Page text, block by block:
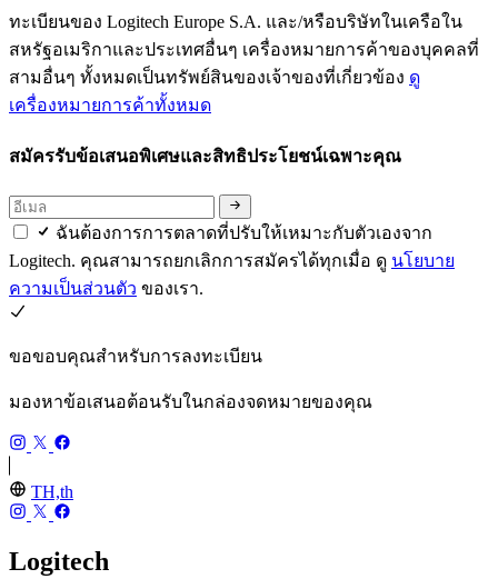
ทะเบียนของ Logitech Europe S.A. และ/หรือบริษัทในเครือใน
สหรัฐอเมริกาและประเทศอื่นๆ เครื่องหมายการค้าของบุคคลที่
สามอื่นๆ ทั้งหมดเป็นทรัพย์สินของเจ้าของที่เกี่ยวข้อง ดู
เครื่องหมายการค้าทั้งหมด
สมัครรับข้อเสนอพิเศษและสิทธิประโยชน์เฉพาะคุณ
ฉันต้องการการตลาดที่ปรับให้เหมาะกับตัวเองจาก
Logitech. คุณสามารถยกเลิกการสมัครได้ทุกเมื่อ ดู นโยบาย
ความเป็นส่วนตัว ของเรา.
ขอขอบคุณสำหรับการลงทะเบียน
มองหาข้อเสนอต้อนรับในกล่องจดหมายของคุณ
TH,th
Logitech